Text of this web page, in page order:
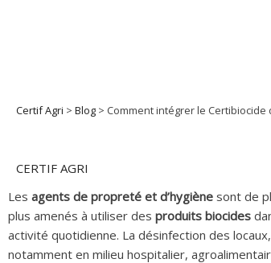
Certif Agri > Blog > Comment intégrer le Certibiocide
CERTIF AGRI
Les agents de propreté et d’hygiène sont de
plus amenés à utiliser des produits biocides
activité quotidienne. La désinfection des locaux,
notamment en milieu hospitalier,